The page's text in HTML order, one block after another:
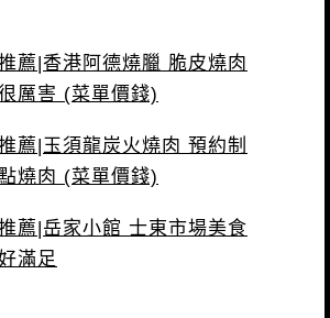
薦|香港阿德燒臘 脆皮燒肉
厲害 (菜單價錢)
薦|玉須龍炭火燒肉 預約制
燒肉 (菜單價錢)
薦|岳家小館 士東市場美食
滿足